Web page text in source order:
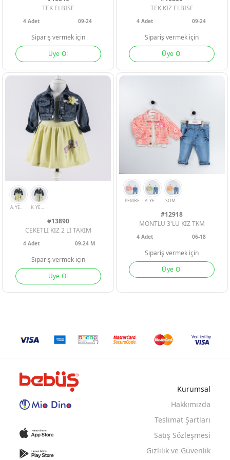
KIZ ÇOCUK
KIZ ÇOCUK
KIZ ÇOCUK
TEK ELBİSE
4 Adet 09-24
Sipariş vermek için
Üye Ol
TEK KIZ ELBISE
4Adet 09-24
Sipariş vermek için
Üye Ol
A. YESIL
#13890
CEKETLI KIZ 2 Lİ TAKIM
4 Adet 09-24 M
Sipariş vermek için
Üye Ol
#12918
MONTLU 3'LU KIZ TKM
4Adet 06-18
Sipariş vermek için
Üye Ol
Kurumsal
Hakkımızda
Teslimat Şartları
Satış Sözleşmesi
Gizlilik ve Güvenlik